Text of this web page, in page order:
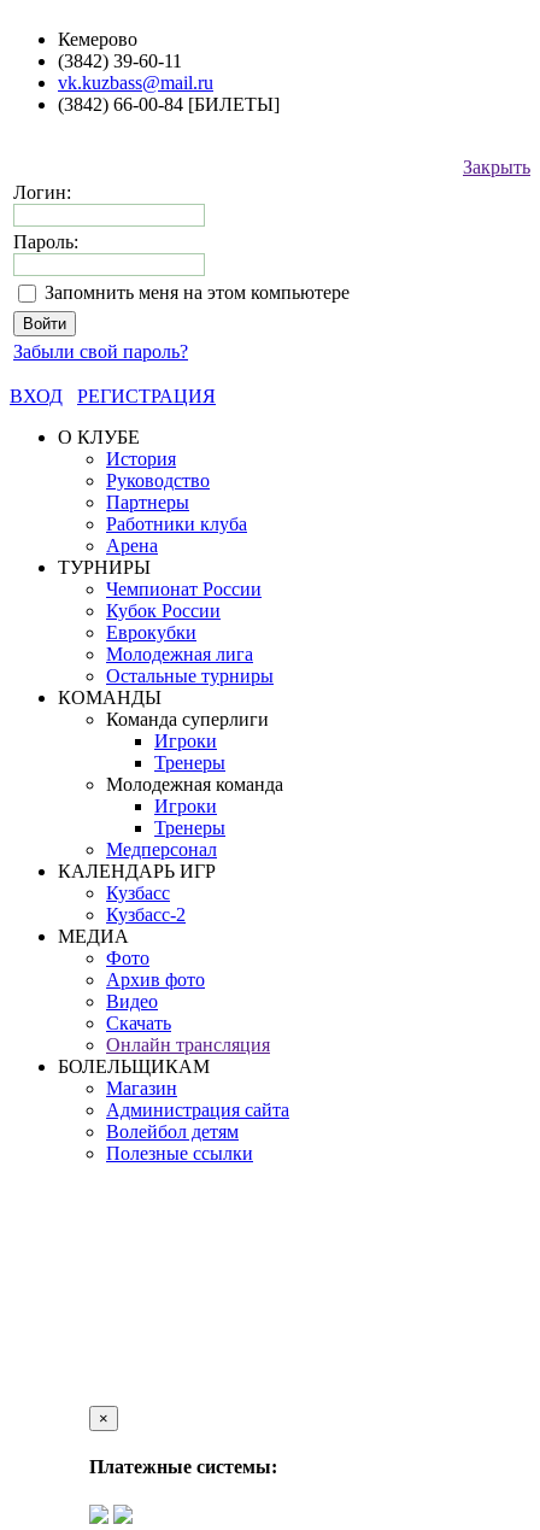
Кемерово
(3842) 39-60-11
vk.kuzbass@mail.ru
(3842) 66-00-84 [БИЛЕТЫ]
Закрыть
Логин:
Пароль:
Запомнить меня на этом компьютере
Забыли свой пароль?
ВХОД
РЕГИСТРАЦИЯ
О КЛУБЕ
История
Руководство
Партнеры
Работники клуба
Арена
ТУРНИРЫ
Чемпионат России
Кубок России
Еврокубки
Молодежная лига
Остальные турниры
КОМАНДЫ
Команда суперлиги
Игроки
Тренеры
Молодежная команда
Игроки
Тренеры
Медперсонал
КАЛЕНДАРЬ ИГР
Кузбасс
Кузбасс-2
МЕДИА
Фото
Архив фото
Видео
Скачать
Онлайн трансляция
БОЛЕЛЬЩИКАМ
Магазин
Администрация сайта
Волейбол детям
Полезные ссылки
×
Платежные системы: